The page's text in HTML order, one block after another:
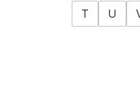
T
U